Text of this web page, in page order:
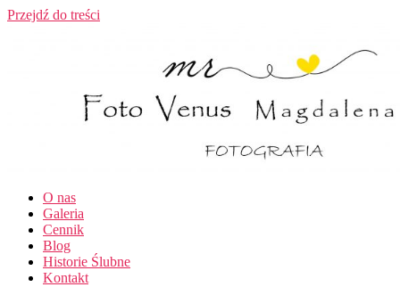
Przejdź do treści
O nas
Galeria
Cennik
Blog
Historie Ślubne
Kontakt